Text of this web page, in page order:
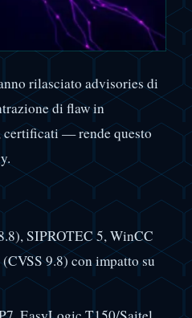
rilasciato advisories di
di flaw in
certificati — rende questo
SIPROTEC 5, WinCC
9.8) con impatto su